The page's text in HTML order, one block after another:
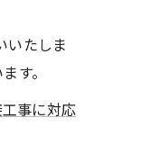
いたしま
す。
事に対応